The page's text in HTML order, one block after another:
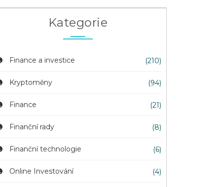
Kategorie
Finance a investice (210)
Kryptoměny (94)
Finance (21)
Finanční rady (8)
Finanční technologie (6)
Online Investování (4)